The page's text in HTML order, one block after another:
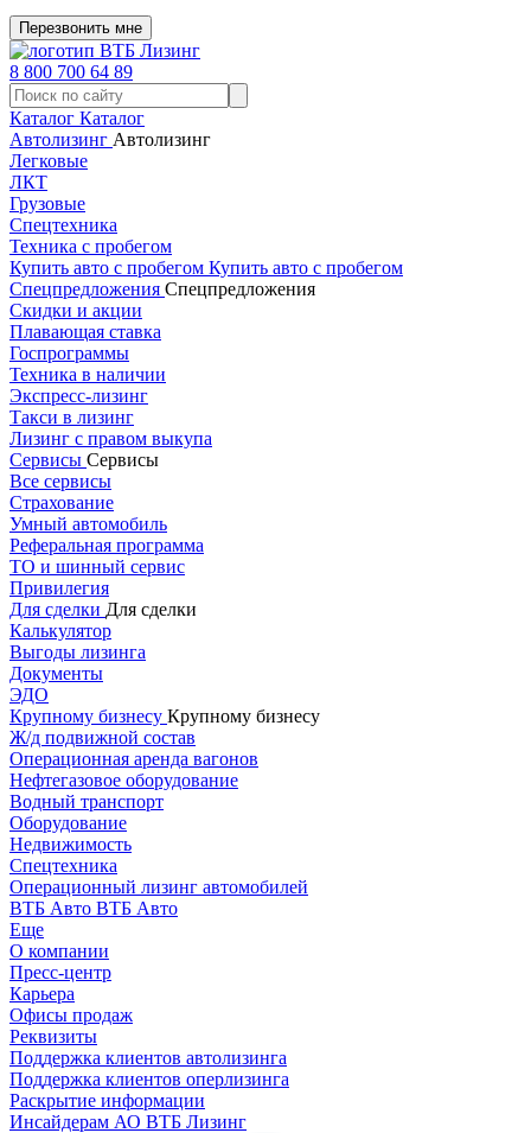
Перезвонить мне
8 800 700 64 89
Каталог Каталог
Автолизинг Автолизинг
Легковые
ЛКТ
Грузовые
Спецтехника
Техника с пробегом
Купить авто с пробегом Купить авто с пробегом
Спецпредложения Спецпредложения
Скидки и акции
Плавающая ставка
Госпрограммы
Техника в наличии
Экспресс-лизинг
Такси в лизинг
Лизинг с правом выкупа
Сервисы Сервисы
Все сервисы
Страхование
Умный автомобиль
Реферальная программа
ТО и шинный сервис
Привилегия
Для сделки Для сделки
Калькулятор
Выгоды лизинга
Документы
ЭДО
Крупному бизнесу Крупному бизнесу
Ж/д подвижной состав
Операционная аренда вагонов
Нефтегазовое оборудование
Водный транспорт
Оборудование
Недвижимость
Спецтехника
Операционный лизинг автомобилей
ВТБ Авто ВТБ Авто
Еще
О компании
Пресс-центр
Карьера
Офисы продаж
Реквизиты
Поддержка клиентов автолизинга
Поддержка клиентов оперлизинга
Раскрытие информации
Инсайдерам АО ВТБ Лизинг